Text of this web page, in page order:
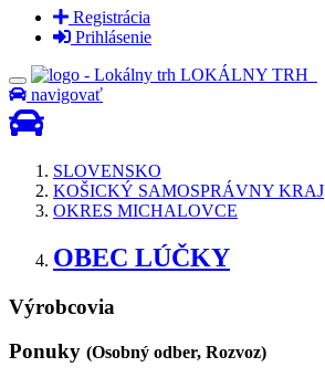
Registrácia
Prihlásenie
LOKÁLNY TRH
navigovať
SLOVENSKO
KOŠICKÝ SAMOSPRÁVNY KRAJ
OKRES MICHALOVCE
OBEC LÚČKY
Výrobcovia
Ponuky (Osobný odber, Rozvoz)